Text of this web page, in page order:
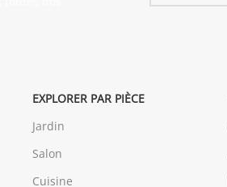
EXPLORER PAR PIÈCE
Jardin
Salon
Cuisine